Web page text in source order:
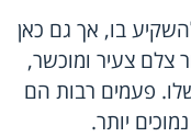
בו, אך גם כאן
צלם צעיר ומוכשר,
פעמים רבות הם
יותר.